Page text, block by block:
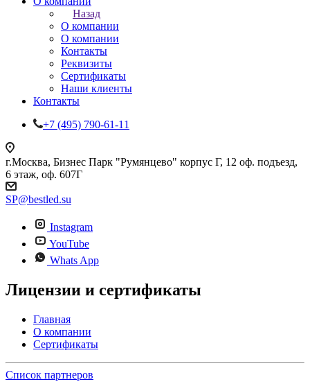
Назад
О компании
О компании
Контакты
Реквизиты
Сертификаты
Наши клиенты
Контакты
+7 (495) 790-61-11
г.Москва, Бизнес Парк "Румянцево" корпус Г, 12 оф. подъезд,
6 этаж, оф. 607Г
SP@bestled.su
Instagram
YouTube
Whats App
Лицензии и сертификаты
Главная
О компании
Сертификаты
Список партнеров